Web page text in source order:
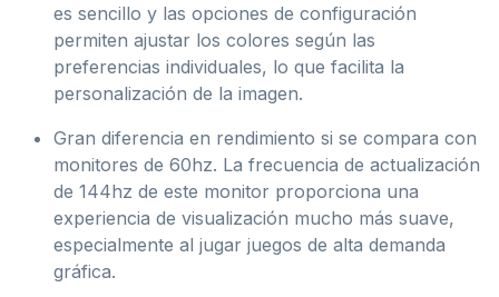
es sencillo y las opciones de configuración
permiten ajustar los colores según las
preferencias individuales, lo que facilita la
personalización de la imagen.
Gran diferencia en rendimiento si se compara con
monitores de 60hz. La frecuencia de actualización
de 144hz de este monitor proporciona una
experiencia de visualización mucho más suave,
especialmente al jugar juegos de alta demanda
gráfica.